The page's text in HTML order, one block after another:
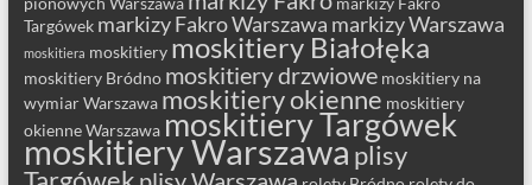
Targówek markizy Fakro Warszawa markizy Warszawa
moskitiera moskitiery moskitiery Białołęka
moskitiery Bródno moskitiery drzwiowe moskitiery na
wymiar Warszawa moskitiery okienne moskitiery
okienne Warszawa moskitiery Targówek
moskitiery Warszawa plisy